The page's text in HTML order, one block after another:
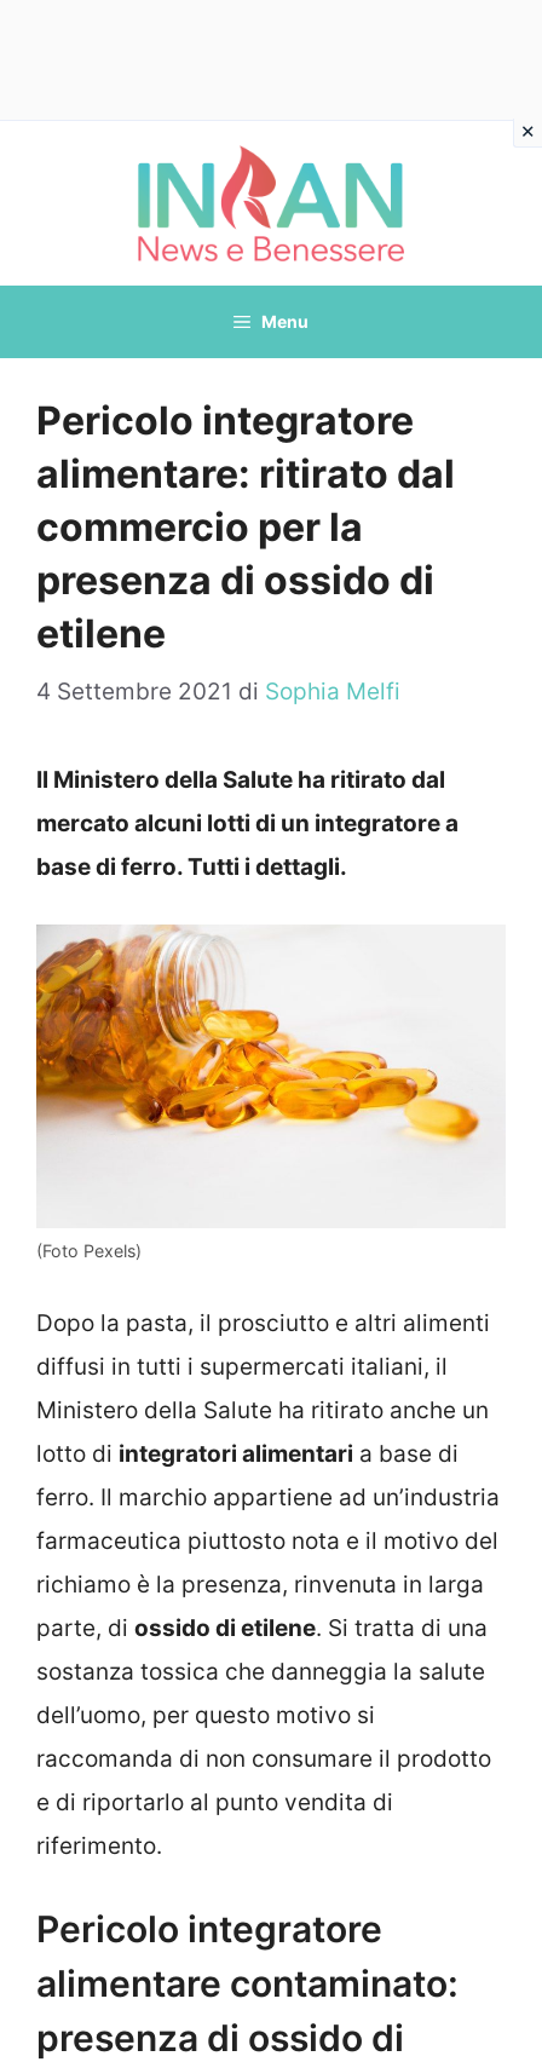
Menu
Pericolo integratore
alimentare: ritirato dal
commercio per la
presenza di ossido di
etilene
4 Settembre 2021 di Sophia Melfi
Il Ministero della Salute ha ritirato dal
mercato alcuni lotti di un integratore a
base di ferro. Tutti i dettagli.
(Foto Pexels)
Dopo la pasta, il prosciutto e altri alimenti
diffusi in tutti i supermercati italiani, il
Ministero della Salute ha ritirato anche un
lotto di integratori alimentari a base di
ferro. Il marchio appartiene ad un’industria
farmaceutica piuttosto nota e il motivo del
richiamo è la presenza, rinvenuta in larga
parte, di ossido di etilene. Si tratta di una
sostanza tossica che danneggia la salute
dell’uomo, per questo motivo si
raccomanda di non consumare il prodotto
e di riportarlo al punto vendita di
riferimento.
Pericolo integratore
alimentare contaminato:
presenza di ossido di